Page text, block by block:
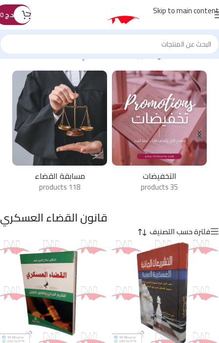
Skip to main content د.ج
الرئيسية/كتب القانون/قانون القضاء العسكري
مسابقة القضاء
قانون القضاء العسكري
فلترة حسب التصنيف